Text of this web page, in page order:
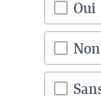
Oui
Non